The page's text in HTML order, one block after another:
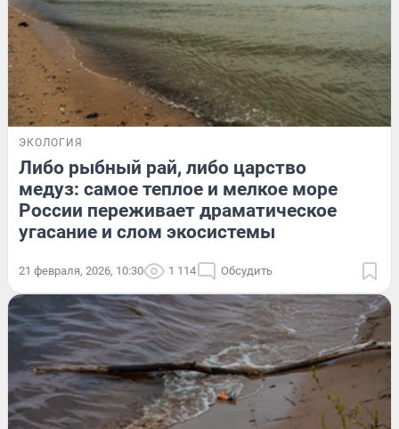
ЭКОЛОГИЯ
Либо рыбный рай, либо царство
медуз: самое теплое и мелкое море
России переживает драматическое
угасание и слом экосистемы
21 февраля, 2026, 10:30 1 114 Обсудить